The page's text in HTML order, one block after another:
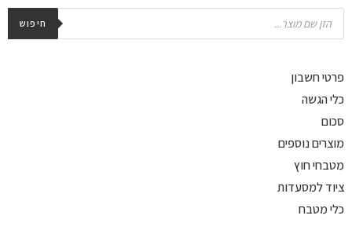
חיפוש
פרטי חשבון
כלי הגשה
סכום
מוצרים נוספים
מטבחי חוץ
ציוד למסעדות
כלי מטבח